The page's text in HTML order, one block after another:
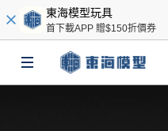
東海模型玩具
首下載APP 贈$150折價券